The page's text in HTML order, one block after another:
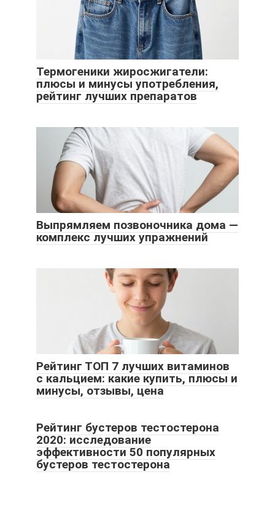
Термогеники жиросжигатели:
плюсы и минусы употребления,
рейтинг лучших препаратов
Выпрямляем позвоночника дома —
комплекс лучших упражнений
Рейтинг ТОП 7 лучших витаминов
с кальцием: какие купить, плюсы и
минусы, отзывы, цена
Рейтинг бустеров тестостерона
2020: исследование
эффективности 50 популярных
бустеров тестостерона